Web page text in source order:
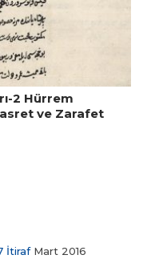
2 Hürrem
ve Zarafet
İtirafMart 2016